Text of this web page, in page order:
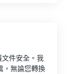
件安全。我
，無論您轉換